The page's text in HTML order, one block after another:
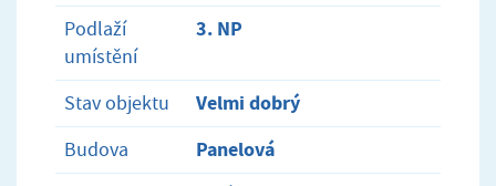
Podlaží
umístění
3. NP
Stav objektu Velmi dobrý
Budova Panelová